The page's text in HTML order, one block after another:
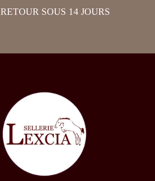
RETOUR SOUS 14 JOURS